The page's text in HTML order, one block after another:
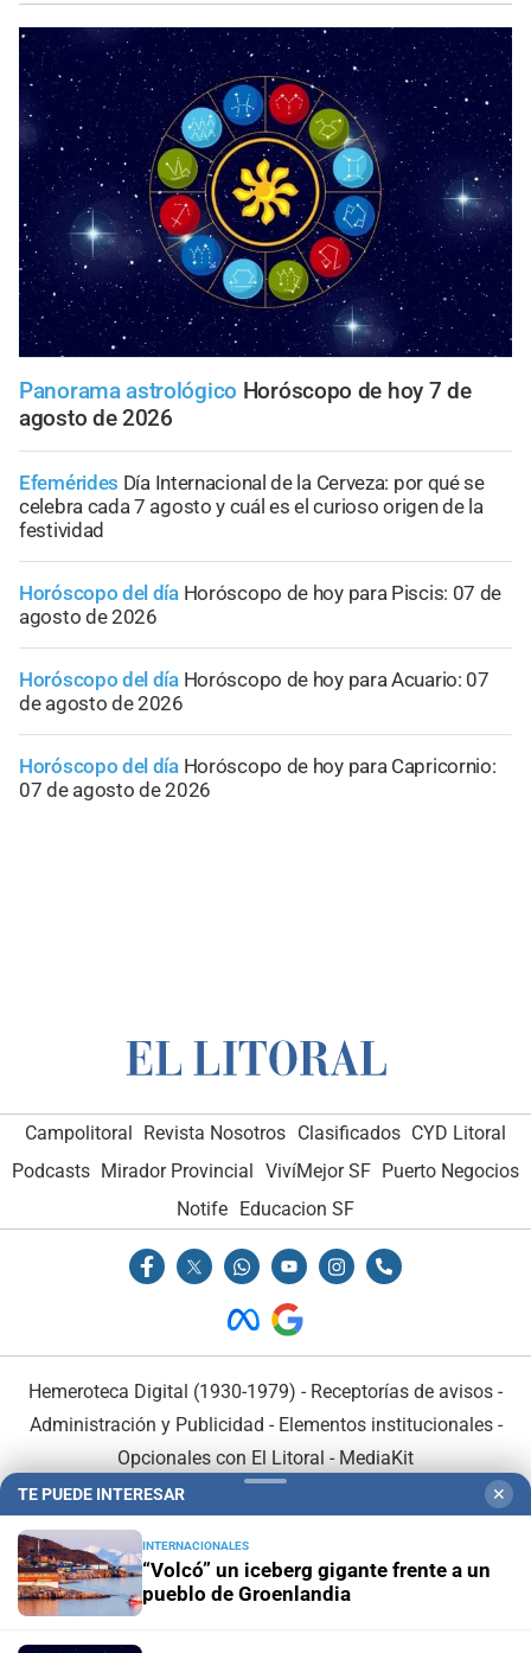
Panorama astrológico Horóscopo de hoy 7 de
agosto de 2026
Efemérides Día Internacional de la Cerveza: por qué se
celebra cada 7 agosto y cuál es el curioso origen de la
festividad
Horóscopo del día Horóscopo de hoy para Piscis: 07 de
agosto de 2026
Horóscopo del día Horóscopo de hoy para Acuario: 07
de agosto de 2026
Horóscopo del día Horóscopo de hoy para Capricornio:
07 de agosto de 2026
Campolitoral Revista Nosotros Clasificados CYD Litoral
Podcasts Mirador Provincial VivíMejor SF Puerto Negocios
Notife Educacion SF
Hemeroteca Digital (1930-1979) - Receptorías de avisos -
Administración y Publicidad - Elementos institucionales-
Opcionales con El Litoral - MediaKit
TE PUEDE INTERESAR ✕
INTERNACIONALES
“Volcó” un iceberg gigante frente a un
pueblo de Groenlandia